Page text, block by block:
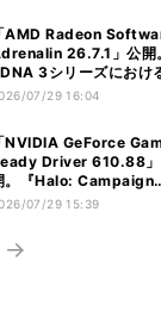
「AMD Radeon
26.7.1」公開
3シリーズにおけ
合多数解消
07/29 16:04
「NVIDIA GeForce
Driver 610.88
。『Halo: Campaign
』など対応
07/29 15:39